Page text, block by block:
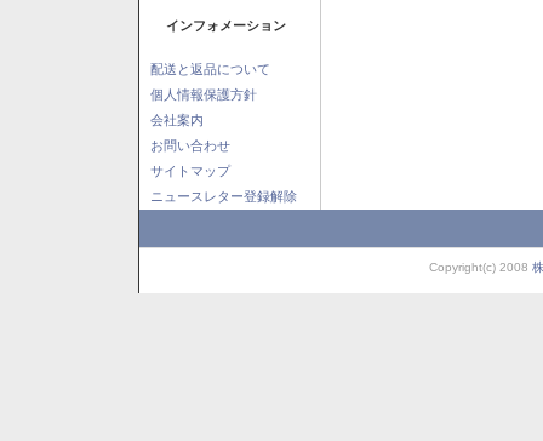
インフォメーション
配送と返品について
個人情報保護方針
会社案内
お問い合わせ
サイトマップ
ニュースレター登録解除
Copyright(c) 2008